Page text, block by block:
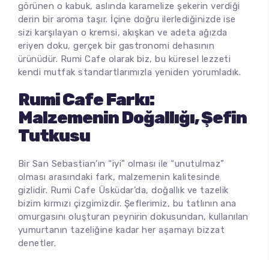
görünen o kabuk, aslında karamelize şekerin verdiği
derin bir aroma taşır. İçine doğru ilerlediğinizde ise
sizi karşılayan o kremsi, akışkan ve adeta ağızda
eriyen doku, gerçek bir gastronomi dehasının
ürünüdür. Rumi Cafe olarak biz, bu küresel lezzeti
kendi mutfak standartlarımızla yeniden yorumladık.
Rumi Cafe Farkı:
Malzemenin Doğallığı, Şefin
Tutkusu
Bir San Sebastian’ın “iyi” olması ile “unutulmaz”
olması arasındaki fark, malzemenin kalitesinde
gizlidir. Rumi Cafe Üsküdar’da, doğallık ve tazelik
bizim kırmızı çizgimizdir. Şeflerimiz, bu tatlının ana
omurgasını oluşturan peynirin dokusundan, kullanılan
yumurtanın tazeliğine kadar her aşamayı bizzat
denetler.